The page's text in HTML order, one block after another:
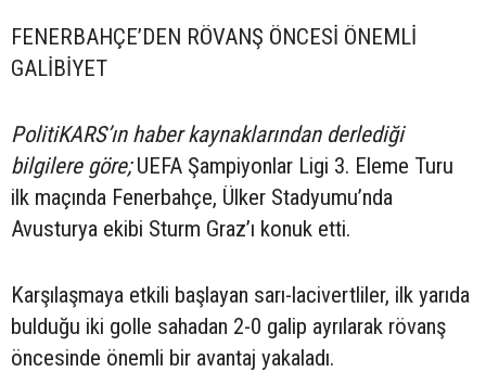
FENERBAHÇE’DEN RÖVANŞ ÖNCESİ ÖNEMLİ
GALİBİYET
PolitiKARS’ın haber kaynaklarından derlediği
bilgilere göre;UEFA Şampiyonlar Ligi 3. Eleme Turu
ilk maçında Fenerbahçe, Ülker Stadyumu’nda
Avusturya ekibi Sturm Graz’ı konuk etti.
Karşılaşmaya etkili başlayan sarı-lacivertliler, ilk yarıda
bulduğu iki golle sahadan 2-0 galip ayrılarak rövanş
öncesinde önemli bir avantaj yakaladı.